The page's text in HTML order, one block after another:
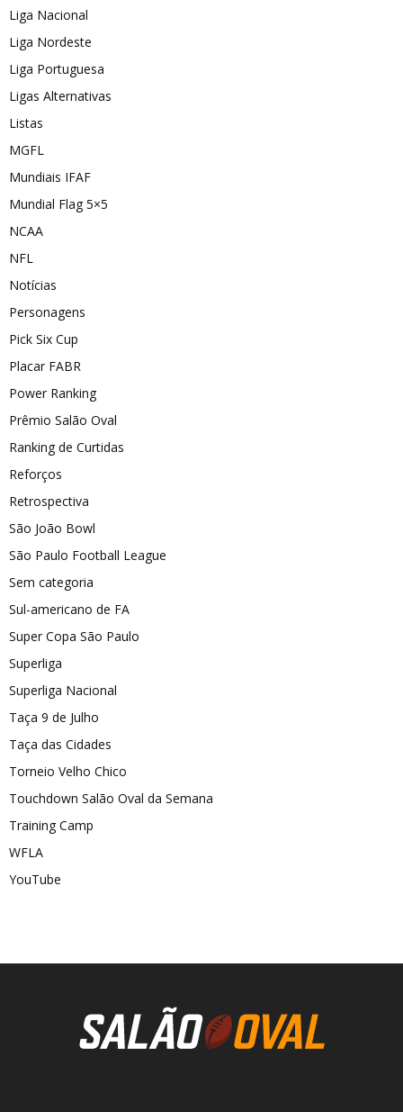
Liga Nacional
Liga Nordeste
Liga Portuguesa
Ligas Alternativas
Listas
MGFL
Mundiais IFAF
Mundial Flag 5×5
NCAA
NFL
Notícias
Personagens
Pick Six Cup
Placar FABR
Power Ranking
Prêmio Salão Oval
Ranking de Curtidas
Reforços
Retrospectiva
São João Bowl
São Paulo Football League
Sem categoria
Sul-americano de FA
Super Copa São Paulo
Superliga
Superliga Nacional
Taça 9 de Julho
Taça das Cidades
Torneio Velho Chico
Touchdown Salão Oval da Semana
Training Camp
WFLA
YouTube